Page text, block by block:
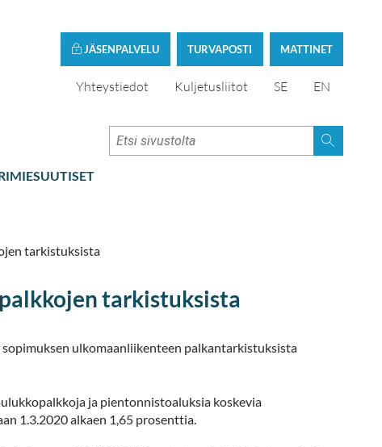
MATTINET
TURVAPOSTI
JÄSENPALVELU
Yhteystiedot Kuljetusliitot SE EN
tarkistuksista
tarkistuksista
ulkomaanliikenteen palkantarkistuksista
ja pientonnistoaluksia koskevia
1.3.2020 alkaen 1,65 prosenttia.